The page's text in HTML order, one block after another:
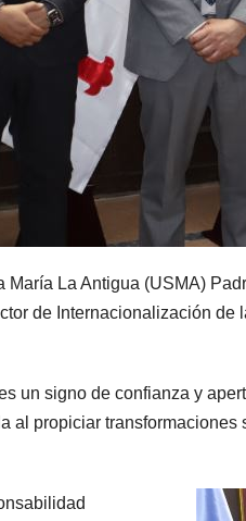
La Antigua (USMA)
de Internacionalización de
un signo de confianza y
al propiciar transformaciones